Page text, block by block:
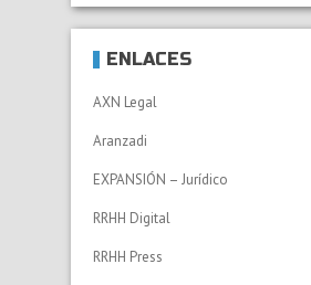
ENLACES
AXN Legal
Aranzadi
EXPANSIÓN – Jurídico
RRHH Digital
RRHH Press